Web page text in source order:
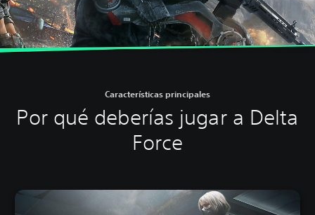
Características principales
Por qué deberías jugar a Delta
Force